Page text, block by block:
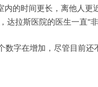
的时间更长，离他人
拉斯医院的医生一直“
字在增加，尽管目前